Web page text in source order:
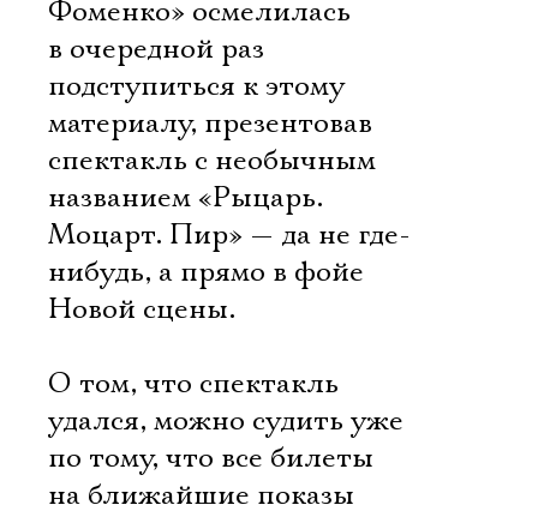
Фоменко» осмелилась
в очередной раз
подступиться к этому
материалу, презентовав
спектакль с необычным
названием «Рыцарь.
Моцарт. Пир» — да не где-
нибудь, а прямо в фойе
Новой сцены.
О том, что спектакль
удался, можно судить уже
по тому, что все билеты
на ближайшие показы